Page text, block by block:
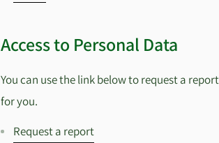
Access to Personal Data
You can use the link below to request a
for you.
Request a report